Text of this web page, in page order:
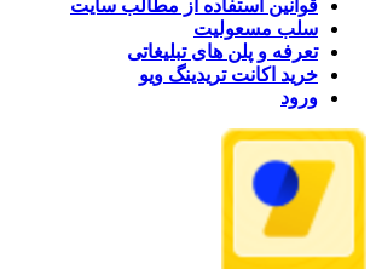
قوانین استفاده از مطالب سایت
سلب مسعولیت
تعرفه و پلن های تبلیغاتی
خرید اکانت تریدینگ ویو
ورود